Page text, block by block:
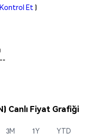
Kontrol Et )
--
Canlı Fiyat Grafiği
3M 1Y YTD